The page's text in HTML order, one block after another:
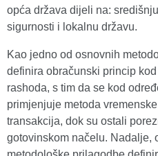
opća država dijeli na:
sigurnosti i lokalnu državu.
Kao jedno od osnovnih
definira obračunski princip
rashoda, s tim da se kod
primjenjuje metoda
transakcija, dok su ostali
gotovinskom načelu. Nadalje,